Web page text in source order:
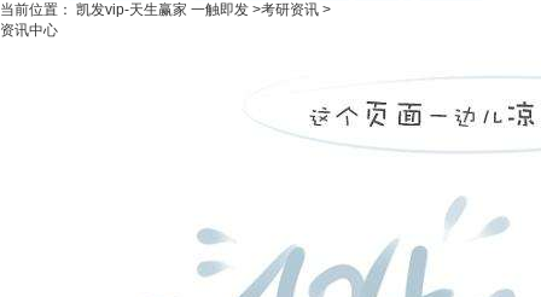
当前位置： 凯发vip-天生赢家 一触即发 >考研资讯 >
资讯中心